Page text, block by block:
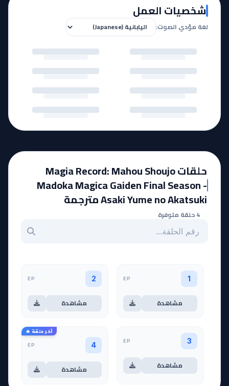
شخصيات العمل
لغة مؤدي الصوت:
حلقات Magia Record: Mahou Shoujo
Madoka Magica Gaiden Final Season -
Asaki Yume no Akatsuki مترجمة
4 حلقة متوفرة
بحث عن حلقة بالرقم
1
EP
مشاهدة
2
EP
مشاهدة
3
EP
مشاهدة
آخر حلقة 🔥
4
EP
مشاهدة